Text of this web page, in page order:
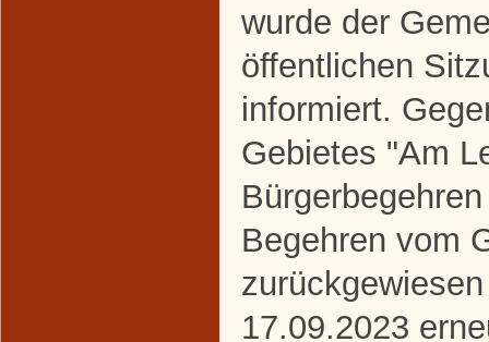
wurde der
öffentlichen
informiert.
Gebietes "Am
Begehren vom
17.09.2023